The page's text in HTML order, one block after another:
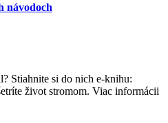
návodoch
Stiahnite si do nich e-knihu:
život stromom. Viac informácii